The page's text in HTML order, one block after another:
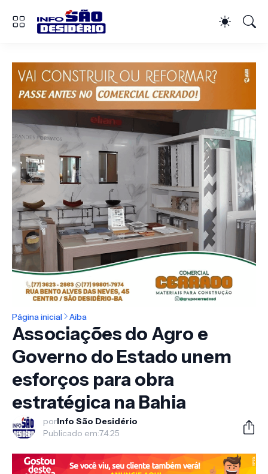
Página inicial Aiba
Associações do Agro e
Governo do Estado unem
esforços para obra
estratégica na Bahia
porInfo São Desidério
Publicado em:7.4.25